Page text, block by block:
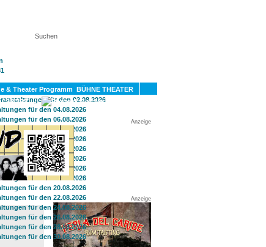
BÜHNE THEATER
SPORT
Anzeige
Anzeige